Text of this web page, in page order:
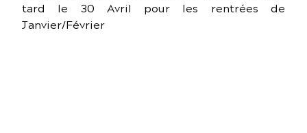
tard le 30 Avril pour les rentrées de
Janvier/Février